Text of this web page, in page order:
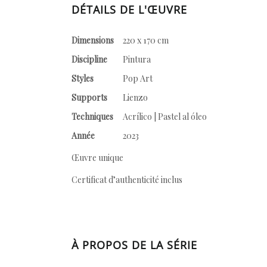
DÉTAILS DE L'ŒUVRE
Dimensions
220 x 170 cm
Discipline
Pintura
Styles
Pop Art
Supports
Lienzo
Techniques
Acrílico | Pastel al óleo
Année
2023
Œuvre unique
Certificat d’authenticité inclus
À PROPOS DE LA SÉRIE